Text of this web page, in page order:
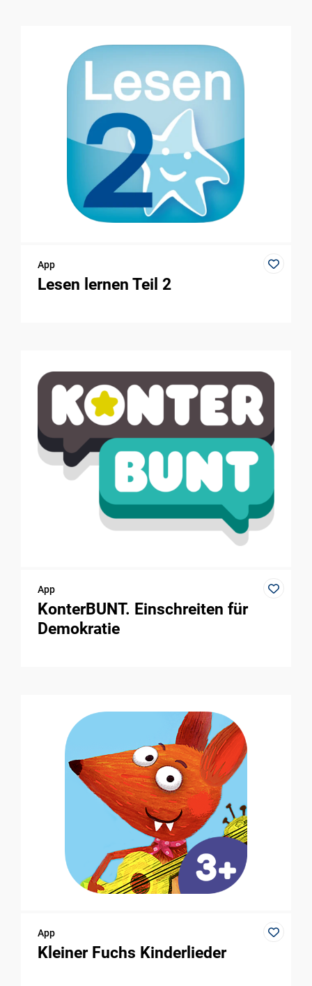
App
Lesen lernen Teil 2
App
KonterBUNT. Einschreiten für
Demokratie
App
Kleiner Fuchs Kinderlieder